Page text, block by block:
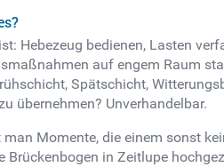
Hebezeug bedienen, Lasten
auf engem Raum
Spätschicht,
übernehmen? Unverhandelbar.
Momente, die einem sonst
in Zeitlupe